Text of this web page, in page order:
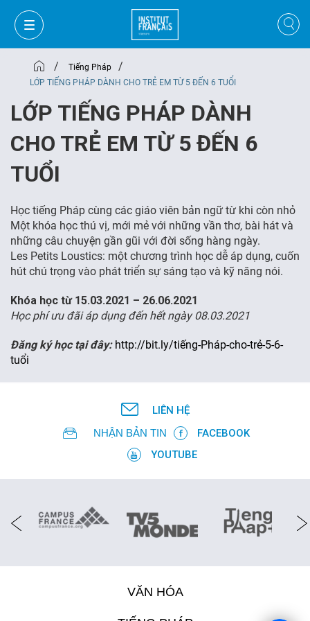
GIỎ HÀNG ĐĂNG NHẬP
FR
/ Tiếng Pháp /
LỚP TIẾNG PHÁP DÀNH CHO TRẺ EM TỪ 5 ĐẾN 6 TUỔI
LỚP TIẾNG PHÁP DÀNH
CHO TRẺ EM TỪ 5 ĐẾN 6
TUỔI
Học tiếng Pháp cùng các giáo viên bản ngữ từ khi còn nhỏ
Một khóa học thú vị, mới mẻ với những vần thơ, bài hát và
những câu chuyện gần gũi với đời sống hàng ngày.
Les Petits Loustics: một chương trình học dễ áp dụng, cuốn
hút chú trọng vào phát triển sự sáng tạo và kỹ năng nói.
Khóa học từ 15.03.2021 – 26.06.2021
Học phí ưu đãi áp dụng đến hết ngày 08.03.2021
Đăng ký học tại đây: http://bit.ly/tiếng-Pháp-cho-trẻ-5-6-
tuổi
LIÊN HỆ
NHẬN BẢN TIN
FACEBOOK
YOUTUBE
VĂN HÓA